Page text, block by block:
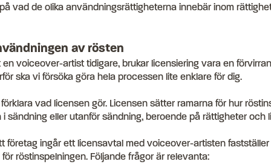
vad de olika användningsrättigheterna innebär inom
av rösten
voiceover-artist tidigare, brukar licensiering vara en
ska vi försöka göra hela processen lite enklare för dig.
vad licensen gör. Licensen sätter ramarna för hur
sändning eller utanför sändning, beroende på rättigheter och
företag ingår ett licensavtal med voiceover-artisten
röstinspelningen. Följande frågor är relevanta: